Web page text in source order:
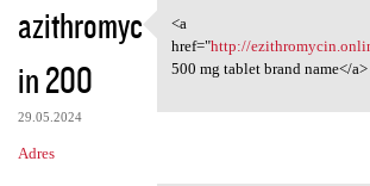
azithromyc
in 200
29.05.2024
Adres
<a href="http://
<a
href="http://
500 mg tablet brand name</a>